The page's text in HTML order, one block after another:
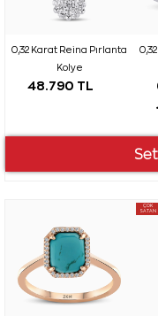
0,32 Karat Reina Pırlanta
Kolye
48.790 TL
ÇOK
SATAN